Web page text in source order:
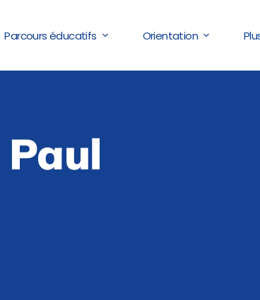
Parcours éducatifs Orientation